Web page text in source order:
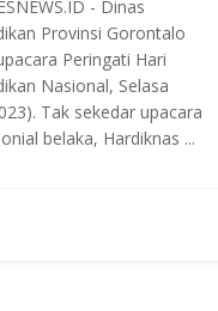
- Dinas
Provinsi Gorontalo
Peringati Hari
Nasional, Selasa
Tak sekedar upacara
belaka, Hardiknas ...